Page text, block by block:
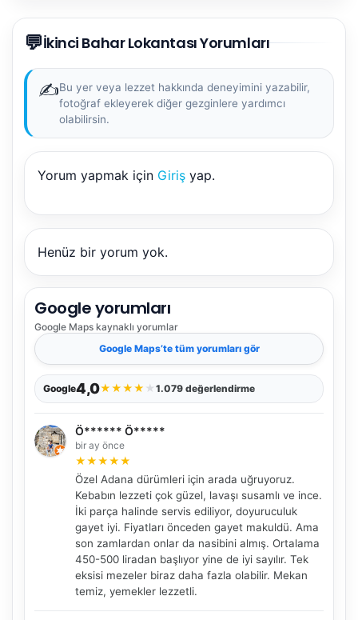
💬İkinci Bahar Lokantası Yorumları
✍️Bu yer veya lezzet hakkında deneyimini yazabilir,
fotoğraf ekleyerek diğer gezginlere yardımcı
olabilirsin.
Yorum yapmak için Giriş yap.
Henüz bir yorum yok.
Google yorumları
Google Maps kaynaklı yorumlar
Google Maps’te tüm yorumları gör
Google4,0★★★★ ★ 1.079 değerlendirme
Ö****** Ö*****
bir ay önce
★★★★★
Özel Adana dürümleri için arada uğruyoruz.
Kebabın lezzeti çok güzel, lavaşı susamlı ve ince.
İki parça halinde servis ediliyor, doyuruculuk
gayet iyi. Fiyatları önceden gayet makuldü. Ama
son zamlardan onlar da nasibini almış. Ortalama
450-500 liradan başlıyor yine de iyi sayılır. Tek
eksisi mezeler biraz daha fazla olabilir. Mekan
temiz, yemekler lezzetli.